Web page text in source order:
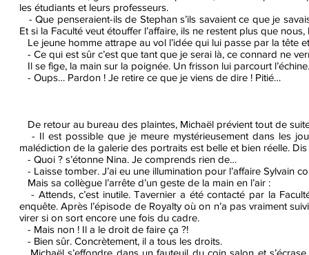
les étudiants et leurs professeurs.
- Que penseraient-ils de Stephan s’ils savaient ce que je
Et si la Faculté veut étouffer l’affaire, ils ne restent plus que
Le jeune homme attrape au vol l’idée qui lui passe par la tête
- Ce qui est sûr c’est que tant que je serai là, ce connard ne
Il se fige, la main sur la poignée. Un frisson lui parcourt
- Oups… Pardon ! Je retire ce que je viens de dire ! Pitié…
De retour au bureau des plaintes, Michaël prévient tout de
- Il est possible que je meure mystérieusement dans les
malédiction de la galerie des portraits est belle et bien réelle.
- Quoi ? s’étonne Nina. Je comprends rien de…
- Laisse tomber. J’ai eu une illumination pour l’affaire Sylvain
Mais sa collègue l’arrête d’un geste de la main en l’air :
- Attends, c’est inutile. Tavernier a été contacté par la
enquête. Après l’épisode de Royalty où on n’a pas vraiment
virer si on sort encore une fois du cadre.
- Mais non ! Il a le droit de faire ça ?!
- Bien sûr. Concrètement, il a tous les droits.
Michaël s’effondre dans un fauteuil du coin salon et